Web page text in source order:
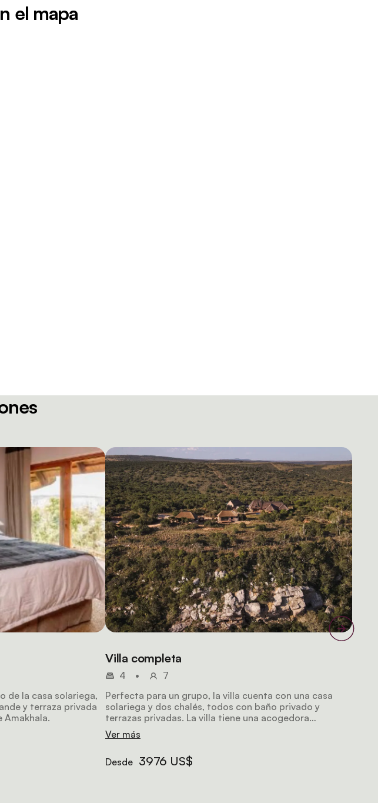
el mapa
de la casa solariega,
y terraza privada
Amakhala.
Villa completa
4 •
7
Perfecta para un grupo, la villa cuenta con una casa
solariega y dos chalés, todos con baño privado y
terrazas privadas. La villa tiene una acogedora
chimenea, Wi-Fi, un chef personal y un guía de safari.
Ver más
Desde 3976 US$